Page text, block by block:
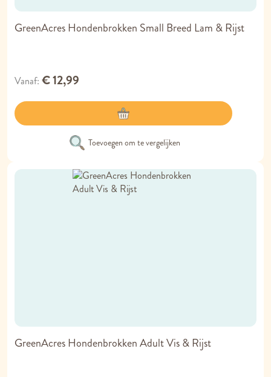
GreenAcres Hondenbrokken Small Breed Lam & Rijst
Vanaf € 12,99
Toevoegen om te vergelijken
GreenAcres Hondenbrokken Adult Vis & Rijst